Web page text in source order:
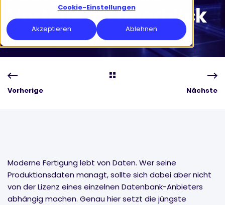
Cookie-Einstellungen
Akzeptieren Ablehnen
Vorteile im Überblick
Vorherige Nächste
Moderne Fertigung lebt von Daten. Wer seine
Produktionsdaten managt, sollte sich dabei aber nicht
von der Lizenz eines einzelnen Datenbank-Anbieters
abhängig machen. Genau hier setzt die jüngste